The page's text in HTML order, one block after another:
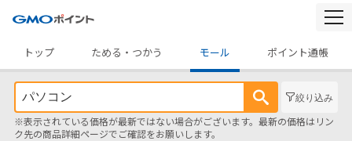
トップ
ためる・つかう モール ポイント通帳
絞り込み
※表示されている価格が最新ではない場合がございます。最新の価格はリン
ク先の商品詳細ページでご確認をお願いします。